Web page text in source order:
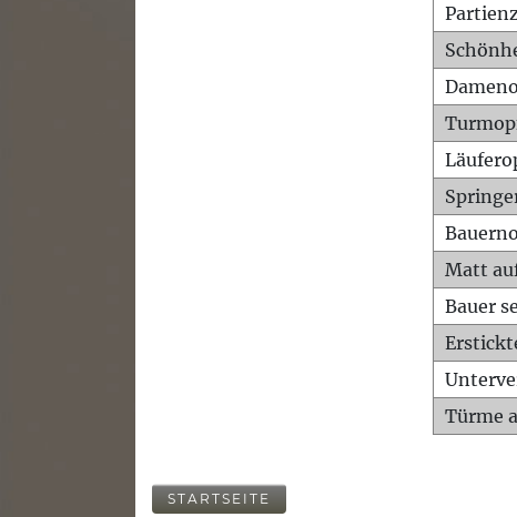
Matt
Bauer
Türme
STARTSEITE